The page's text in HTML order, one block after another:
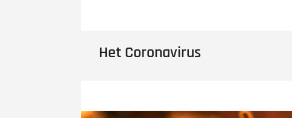
Het Coronavirus